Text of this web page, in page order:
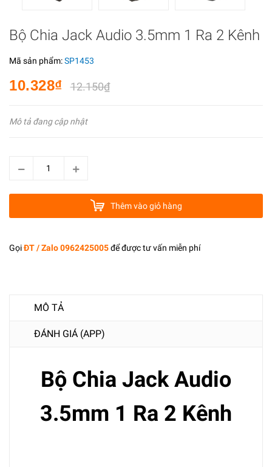
Bộ Chia Jack Audio 3.5mm 1 Ra 2 Kênh
Mã sản phẩm:SP1453
10.328₫ 12.150₫
Mô tả đang cập nhật
Thêm vào giỏ hàng
GọiĐT / Zalo 0962425005để được tư vấn miễn phí
MÔ TẢ
ĐÁNH GIÁ (APP)
Bộ Chia Jack Audio
3.5mm 1 Ra 2 Kênh